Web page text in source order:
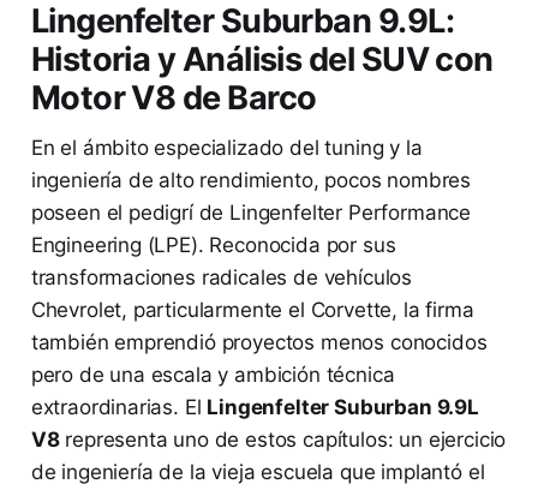
Lingenfelter Suburban 9.9L:
Historia y Análisis del SUV con
Motor V8 de Barco
En el ámbito especializado del tuning y la
ingeniería de alto rendimiento, pocos nombres
poseen el pedigrí de Lingenfelter Performance
Engineering (LPE). Reconocida por sus
transformaciones radicales de vehículos
Chevrolet, particularmente el Corvette, la firma
también emprendió proyectos menos conocidos
pero de una escala y ambición técnica
extraordinarias. El Lingenfelter Suburban 9.9L
V8representa uno de estos capítulos: un ejercicio
de ingeniería de la vieja escuela que implantó el